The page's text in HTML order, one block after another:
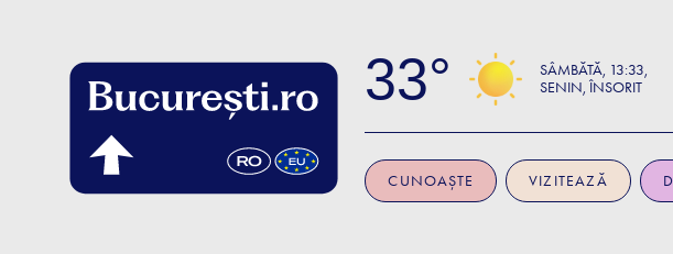
33 SÂMBĂTĂ 13:33
SENIN, ÎNSORIT
CUNOAȘTE VIZITEAZĂ